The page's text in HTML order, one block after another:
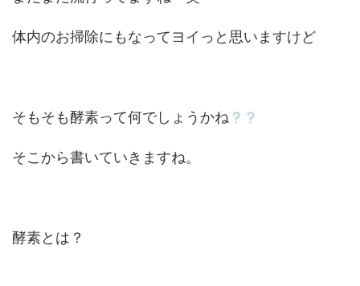
体内のお掃除にもなってヨイっと思いますけど
そもそも酵素って何でしょうかね
そこから書いていきますね。
酵素とは？